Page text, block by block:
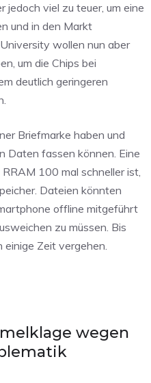
jedoch viel zu teuer, um eine
und in den Markt
wollen nun aber
um die Chips bei
deutlich geringeren
Briefmarke haben und
Daten fassen können. Eine
100 mal schneller ist,
Dateien könnten
offline mitgeführt
zu müssen. Bis
Zeit vergehen.
wegen